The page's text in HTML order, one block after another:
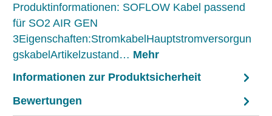
Produktinformationen: SOFLOW Kabel passend
für SO2 AIR GEN
3Eigenschaften:StromkabelHauptstromversorgun
gskabelArtikelzustand… Mehr
Informationen zur Produktsicherheit
Bewertungen